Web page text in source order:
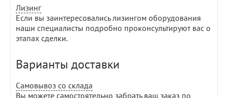
Лизинг
Если вы заинтересовались лизингом оборудования
наши специалисты подробно проконсультируют вас о
этапах сделки.
Варианты доставки
Самовывоз со склада
Вы можете самостоятельно забрать ваш заказ по